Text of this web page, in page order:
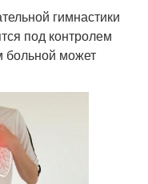
гимнастики
под контролем
больной может